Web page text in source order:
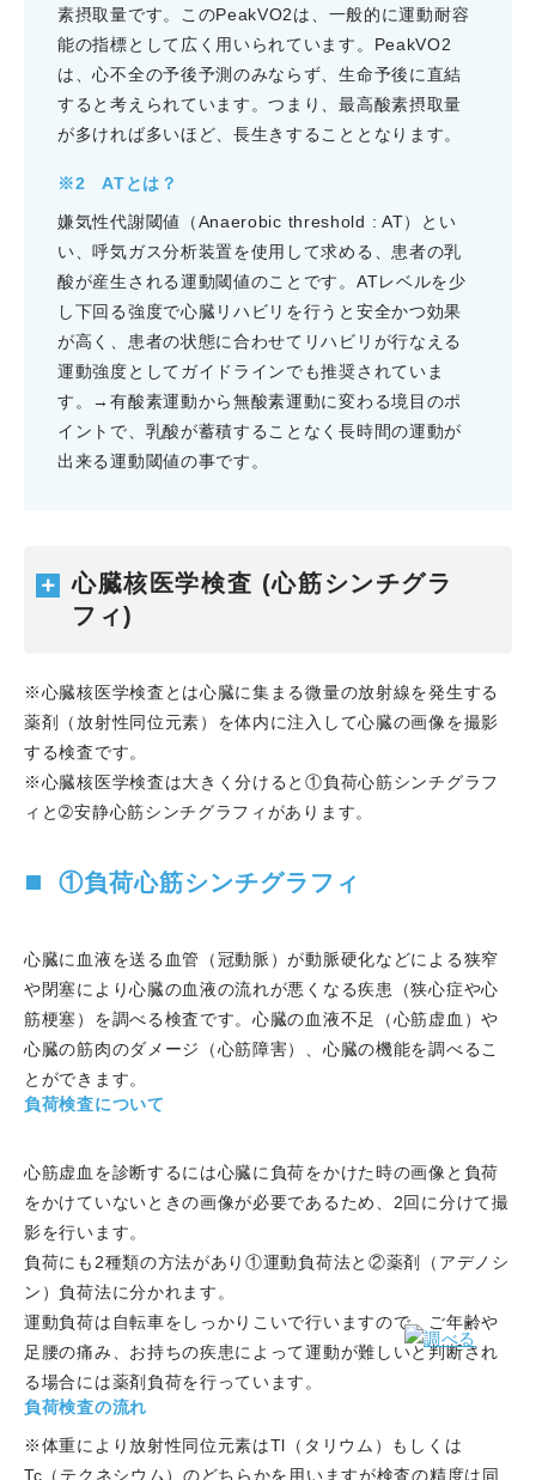
素摂取量です。このPeakVO2は、一般的に運動耐容
能の指標として広く用いられています。PeakVO2
は、心不全の予後予測のみならず、生命予後に直結
すると考えられています。つまり、最高酸素摂取量
が多ければ多いほど、長生きすることとなります。
※2 ATとは？
嫌気性代謝閾値（Anaerobic threshold : AT）とい
い、呼気ガス分析装置を使用して求める、患者の乳
酸が産生される運動閾値のことです。ATレベルを少
し下回る強度で心臓リハビリを行うと安全かつ効果
が高く、患者の状態に合わせてリハビリが行なえる
運動強度としてガイドラインでも推奨されていま
す。→有酸素運動から無酸素運動に変わる境目のポ
イントで、乳酸が蓄積することなく長時間の運動が
出来る運動閾値の事です。
心臓核医学検査 (心筋シンチグラ
フィ)
※心臓核医学検査とは心臓に集まる微量の放射線を発生する
薬剤（放射性同位元素）を体内に注入して心臓の画像を撮影
する検査です。
※心臓核医学検査は大きく分けると①負荷心筋シンチグラフ
ィと➁安静心筋シンチグラフィがあります。
①負荷心筋シンチグラフィ
心臓に血液を送る血管（冠動脈）が動脈硬化などによる狭窄
や閉塞により心臓の血液の流れが悪くなる疾患（狭心症や心
筋梗塞）を調べる検査です。心臓の血液不足（心筋虚血）や
心臓の筋肉のダメージ（心筋障害）、心臓の機能を調べるこ
とができます。
負荷検査について
心筋虚血を診断するには心臓に負荷をかけた時の画像と負荷
をかけていないときの画像が必要であるため、2回に分けて撮
影を行います。
負荷にも2種類の方法があり①運動負荷法と②薬剤（アデノシ
ン）負荷法に分かれます。
運動負荷は自転車をしっかりこいで行いますので、ご年齢や
足腰の痛み、お持ちの疾患によって運動が難しいと判断され
る場合には薬剤負荷を行っています。
負荷検査の流れ
※体重により放射性同位元素はTl（タリウム）もしくは
Tc（テクネシウム）のどちらかを用いますが検査の精度は同